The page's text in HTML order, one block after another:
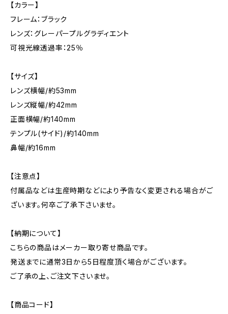
【カラー】
フレーム：ブラック
レンズ：グレーパープルグラディエント
可視光線透過率：25％
【サイズ】
レンズ横幅/約53mm
レンズ縦幅/約42mm
正面横幅/約140mm
テンプル(サイド)/約140mm
鼻幅/約16mm
【注意点】
付属品などは生産時期などにより予告なく変更される場合がご
ざいます。何卒ご了承下さいませ。
【納期について】
こちらの商品はメーカー取り寄せ商品です。
発送までに通常3日から5日程度頂く場合がございます。
ご了承の上、ご注文下さいませ。
【商品コード】